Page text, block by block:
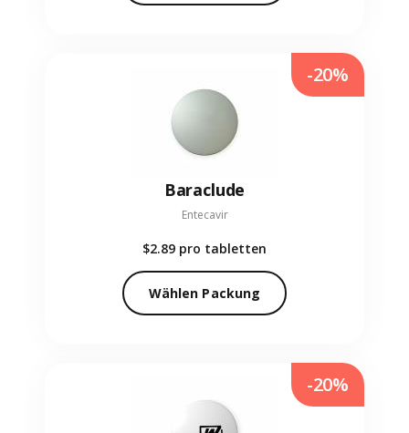
Baraclude
Entecavir
$2.89 pro tabletten
Wählen Packung
-20%
-20%